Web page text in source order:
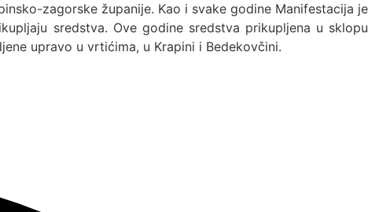
zagorske županije. Kao i svake godine Manifestacija je
sredstva. Ove godine sredstva prikupljena u sklopu
upravo u vrtićima, u Krapini i Bedekovčini.